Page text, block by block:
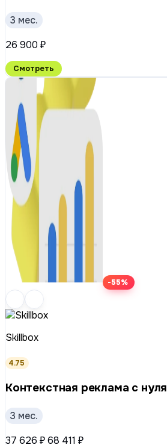
3 мес.
26 900 ₽
Смотреть
-55%
Skillbox
4.75
Контекстная реклама с нуля
3 мес.
37 626 ₽68 411 ₽